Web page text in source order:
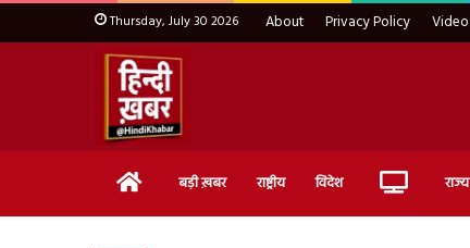
Thursday, July 30 2026 About Privacy Policy Video
Home बड़ी ख़बर राष्ट्रीय विदेश Live राज्य